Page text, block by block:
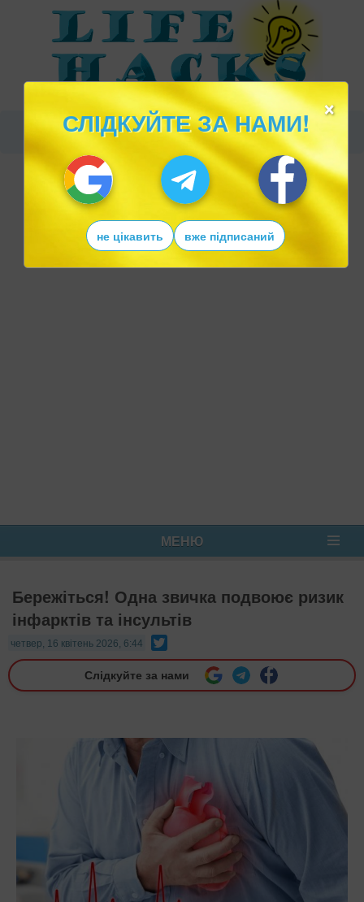
МЕНЮ
Бережіться! Одна звичка подвоює ризик
інфарктів та інсультів
четвер, 16 квітень 2026, 6:44
Слідкуйте за нами
×
СЛІДКУЙТЕ ЗА НАМИ!
не цікавить вже підписаний